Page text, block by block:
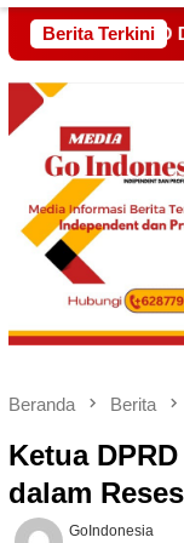
Berita Terkini
Kepedulian
Beranda Berita
Ketua
dalam
GoIndonesia